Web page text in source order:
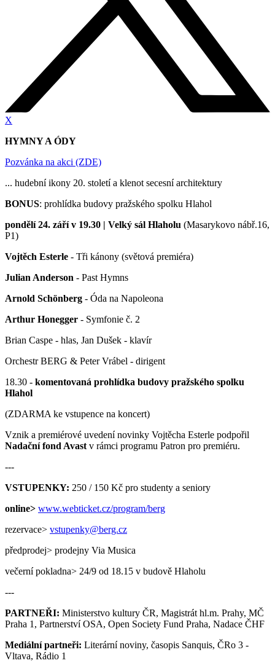
X
HYMNY A ÓDY
Pozvánka na akci (ZDE)
... hudební ikony 20. století a klenot secesní architektury
BONUS: prohlídka budovy pražského spolku Hlahol
pondělí 24. září v 19.30 | Velký sál Hlaholu (Masarykovo nábř.16,
P1)
Vojtěch Esterle - Tři kánony (světová premiéra)
Julian Anderson - Past Hymns
Arnold Schönberg - Óda na Napoleona
Arthur Honegger - Symfonie č. 2
Brian Caspe - hlas, Jan Dušek - klavír
Orchestr BERG & Peter Vrábel - dirigent
18.30 - komentovaná prohlídka budovy pražského spolku
Hlahol
(ZDARMA ke vstupence na koncert)
Vznik a premiérové uvedení novinky Vojtěcha Esterle podpořil
Nadační fond Avastv rámci programu Patron pro premiéru.
---
VSTUPENKY: 250 / 150 Kč pro studenty a seniory
online> www.webticket.cz/program/berg
rezervace> vstupenky@berg.cz
předprodej> prodejny Via Musica
večerní pokladna> 24/9 od 18.15 v budově Hlaholu
---
PARTNEŘI: Ministerstvo kultury ČR, Magistrát hl.m. Prahy, MČ
Praha 1, Partnerství OSA, Open Society Fund Praha, Nadace ČHF
Mediální partneři: Literární noviny, časopis Sanquis, ČRo 3 -
Vltava, Rádio 1